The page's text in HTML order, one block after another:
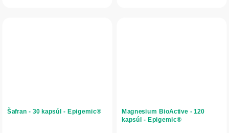
Šafran - 30 kapsúl - Epigemic® Magnesium BioActive - 120
kapsúl - Epigemic®